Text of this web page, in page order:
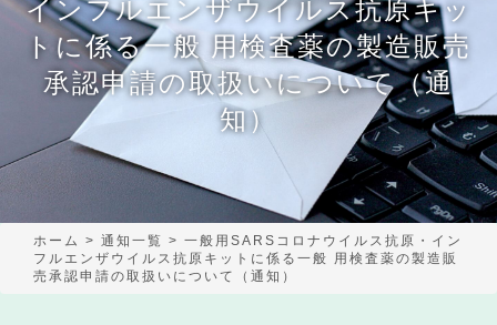
インフルエンザウイルス抗原キッ
トに係る一般 用検査薬の製造販売
承認申請の取扱いについて（通
知）
ホーム > 通知一覧 > 一般用SARSコロナウイルス抗原・イン
フルエンザウイルス抗原キットに係る一般 用検査薬の製造販
売承認申請の取扱いについて（通知）